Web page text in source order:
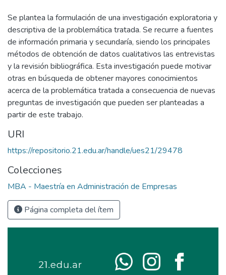
Se plantea la formulación de una investigación exploratoria y
descriptiva de la problemática tratada. Se recurre a fuentes
de información primaria y secundaría, siendo los principales
métodos de obtención de datos cualitativos las entrevistas
y la revisión bibliográfica. Esta investigación puede motivar
otras en búsqueda de obtener mayores conocimientos
acerca de la problemática tratada a consecuencia de nuevas
preguntas de investigación que pueden ser planteadas a
partir de este trabajo.
URI
https://repositorio.21.edu.ar/handle/ues21/29478
Colecciones
MBA - Maestría en Administración de Empresas
Página completa del ítem